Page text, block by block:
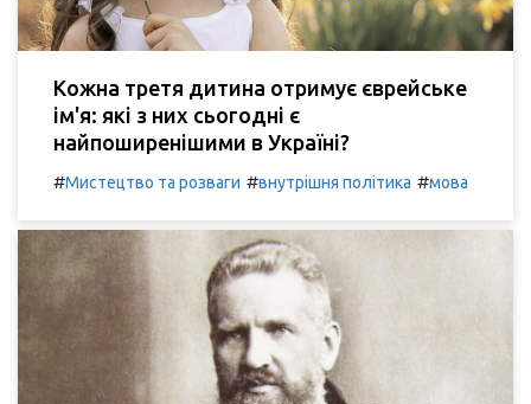
Кожна третя дитина отримує єврейське
ім'я: які з них сьогодні є
найпоширенішими в Україні?
#Мистецтво та розваги #внутрішня політика #мова